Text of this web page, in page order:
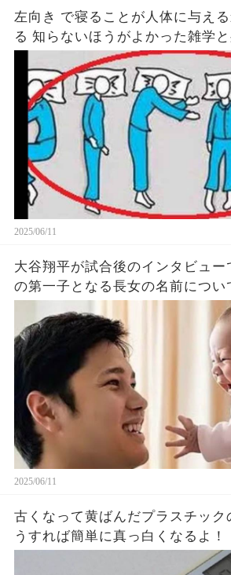
左向き で寝ることが人体に与え
る 知らないほうがよかった雑学
象がヤバい… 驚くべき 大人の 面
悔
2025/06/11
大谷翔平が試合後のインタビュー
の第一子となる長女の名前につい
題に！山本由伸や佐々木朗希は知
2025/06/11
古くなって黄ばんだプラスチック
うすれば簡単に真っ白くなるよ！